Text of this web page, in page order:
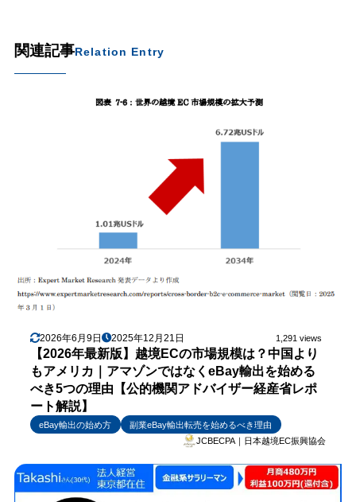
関連記事Relation Entry
2026年6月9日 2025年12月21日 1,291 views
【2026年最新版】越境ECの市場規模は？中国より
もアメリカ｜アマゾンではなくeBay輸出を始める
べき5つの理由【公的機関アドバイザー経産省レポ
ート解説】
eBay輸出の始め方
副業eBay輸出転売を始めるべき理由
JCBECPA｜日本越境EC振興協会